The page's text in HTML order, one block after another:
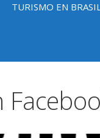
TURISMO EN